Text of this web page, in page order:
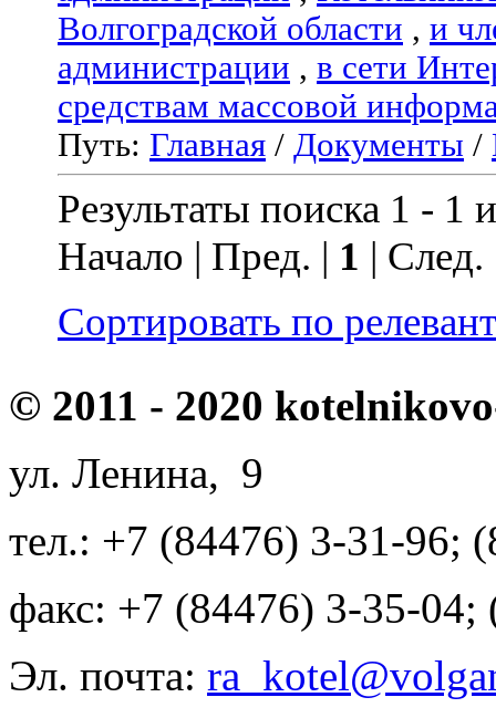
Волгоградской области , и
администрации , в сети
средствам массовой
Путь: Главная / Документы /
Результаты поиска 1 - 1
Начало | Пред. | 1 |
Сортировать по
© 2011 - 2020
ул. Ленина, 9
тел.: +7 (84476) 3-31-96;
факс: +7 (84476) 3-35-04;
Эл. почта: